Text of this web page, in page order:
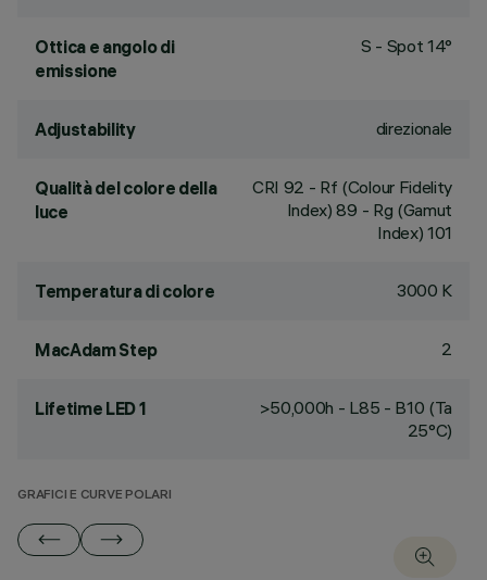
Ottica e angolo di
emissione
S - Spot 14°
Adjustability direzionale
Qualità del colore della
luce
CRI 92 - Rf (Colour Fidelity
Index) 89 - Rg (Gamut
Index) 101
Temperatura di colore 3000 K
MacAdam Step 2
Lifetime LED 1
>50,000h - L85 - B10 (Ta
25°C)
GRAFICI E CURVE POLARI